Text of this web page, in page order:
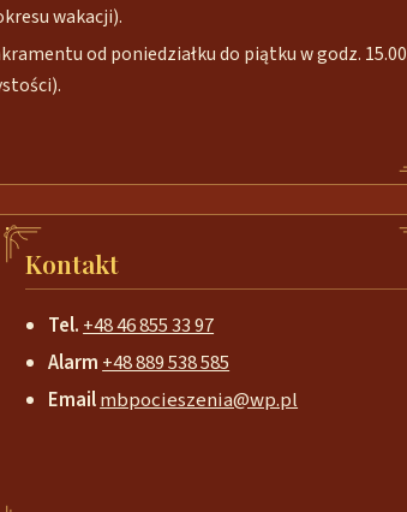
wakacji).
od poniedziałku do piątku w godz. 15.00
Kontakt
Tel.+48 46 855 33 97
Alarm+48 889 538 585
Emailmbpocieszenia@wp.pl